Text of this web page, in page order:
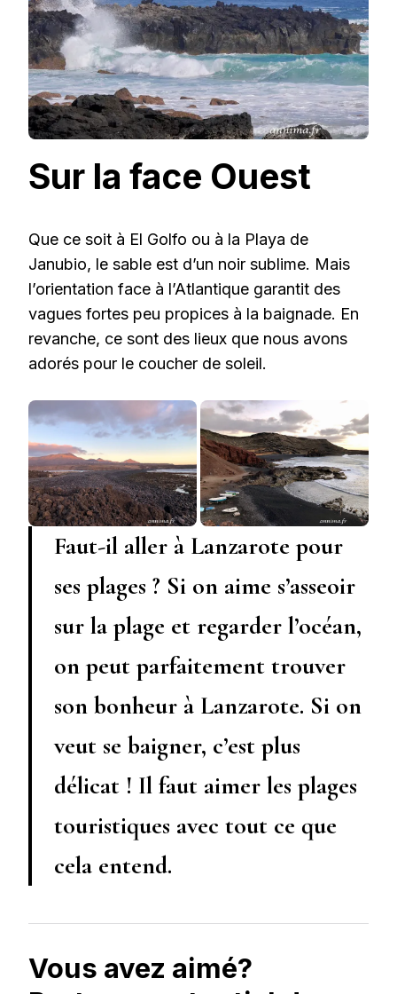
Sur la face Ouest
Que ce soit à El Golfo ou à la Playa de
Janubio, le sable est d’un noir sublime. Mais
l’orientation face à l’Atlantique garantit des
vagues fortes peu propices à la baignade. En
revanche, ce sont des lieux que nous avons
adorés pour le coucher de soleil.
Faut-il aller à Lanzarote pour
ses plages ? Si on aime s’asseoir
sur la plage et regarder l’océan,
on peut parfaitement trouver
son bonheur à Lanzarote. Si on
veut se baigner, c’est plus
délicat ! Il faut aimer les plages
touristiques avec tout ce que
cela entend.
Vous avez aimé?